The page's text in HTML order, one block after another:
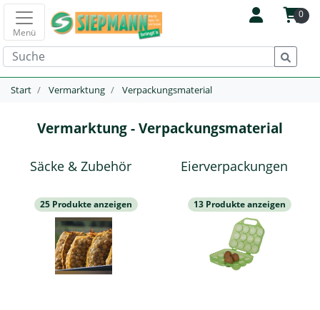
0
Menü
Start Vermarktung Verpackungsmaterial
Vermarktung - Verpackungsmaterial
Säcke & Zubehör
25 Produkte anzeigen
Eierverpackungen
13 Produkte anzeigen